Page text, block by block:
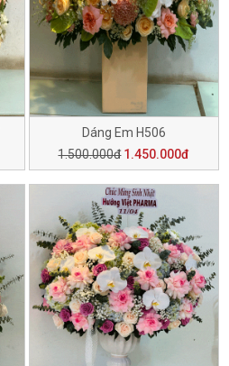
Dáng Em H506
1.500.000đ 1.450.000đ